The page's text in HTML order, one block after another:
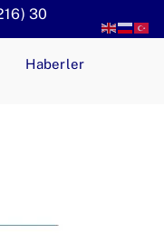
1140
Haberler